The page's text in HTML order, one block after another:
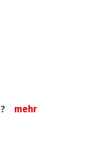
mehr